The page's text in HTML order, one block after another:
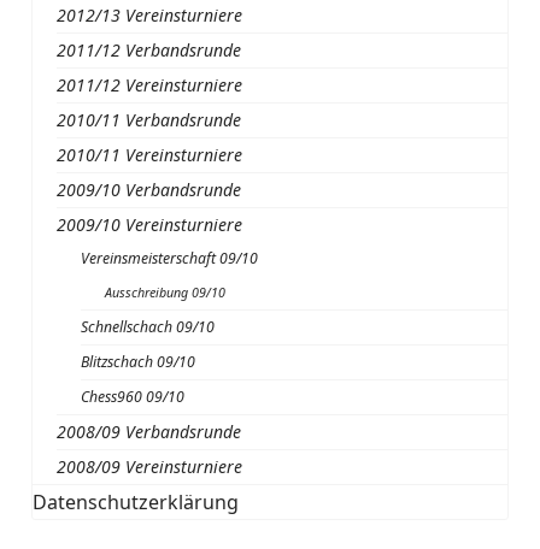
2012/13 Vereinsturniere
2011/12 Verbandsrunde
2011/12 Vereinsturniere
2010/11 Verbandsrunde
2010/11 Vereinsturniere
2009/10 Verbandsrunde
2009/10 Vereinsturniere
Vereinsmeisterschaft 09/10
Ausschreibung 09/10
Schnellschach 09/10
Blitzschach 09/10
Chess960 09/10
2008/09 Verbandsrunde
2008/09 Vereinsturniere
Datenschutzerklärung